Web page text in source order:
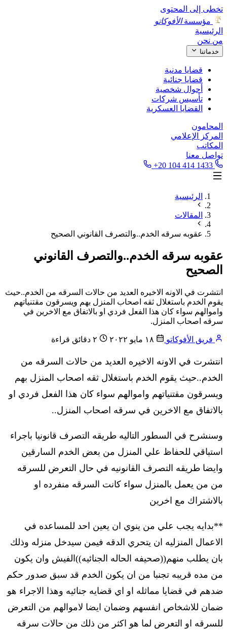
تخطى إلى المحتوى
مؤسسةالأفوكاتو
الرئيسية
من نحن
خدماتنا
قضايا مدنية
قضايا جنائية
أحوال شخصية
تأسيس شركات
القضايا العسكرية
المحامون
المركز الإعلامي
المكاتب
تواصل معنا
+20 104 414 1433
الرئيسية
المقالات
عقوبه سرقه الخدم..والتصرف القانوني الصحيح
عقوبه سرقه الخدم..والتصرف القانوني
الصحيح
انتشرت في الاونه الاخيره العديد من حالات السرقه من الخدم..حيث
يقوم الخدم باستغلال ثقه اصحاب المنزل بهم ويسرقون مقتنياتهم
واموالهم سواء كان هذا الفعل فردي او بالاتفاق مع الاخرين في
سرقه اصحاب المنزل.
فريق الأفوكاتو ١٨ مايو ٢٠٢٢ ٢ دقائق قراءة
انتشرت في الاونه الاخيره العديد من حالات السرقه من
الخدم..حيث يقوم الخدم باستغلال ثقه اصحاب المنزل بهم
ويسرقون مقتنياتهم واموالهم سواء كان هذا الفعل فردي او
بالاتفاق مع الاخرين في سرقه اصحاب المنزل..
وسنشرح في السطور التاليه طريقه التصرف قانونيا باجراء
استباقي للحفاظ علي المنزل من بعض الخدم السارقين
وايضا طريقه التصرف القانونيه في حال التعرض للسرقه
من من يعمل بالمنزل سواء كانت السرقه منفرده او
بالاشتراك مع اخرين
**بدايه يجب علي من ينوي ان يعين احد للمساعده في
الاعمال المنزليه ان يتحري الدقه فيمن سيدخل منزله وذلك
بان يطلب منهم((صحيفه الحاله الجنائيه))الفيش وان يكون
من مده قريبه تجنبا من ان يكون الخدم قد سبق صدور حكم
ضدهم في قضايا مماثله او اي قضايه جنائيه وهذا الاجراء هو
ضمان للاشخاص انفسهم وضمان ايضا لاموالهم من التعرض
للسرقه او التعرض لما هو اكثر من ذلك من حالات سرقه